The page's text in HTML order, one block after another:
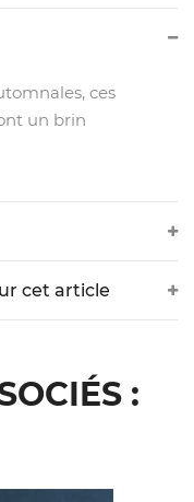
ces
un brin
cet article
: